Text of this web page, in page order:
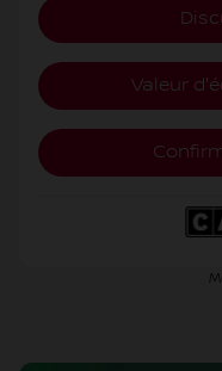
Valeur